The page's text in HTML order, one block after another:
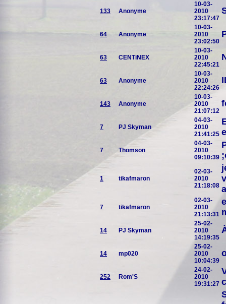
133 Anonyme
10-03-
2010
23:17:47
64 Anonyme
10-03-
2010
23:02:50
63 CENTiNEX
10-03-
2010
22:45:21
63 Anonyme
10-03-
2010
22:24:26
143 Anonyme
10-03-
2010
21:07:12
7 PJ Skyman
04-03-
2010
21:41:25
7 Thomson
04-03-
2010
09:10:39
1 tikafmaron
02-03-
2010
21:18:08
7 tikafmaron
02-03-
2010
21:13:31
14 PJ Skyman
25-02-
2010
14:19:35
14 mp020
25-02-
2010
10:04:39
252 Rom'S
24-02-
2010
19:31:27